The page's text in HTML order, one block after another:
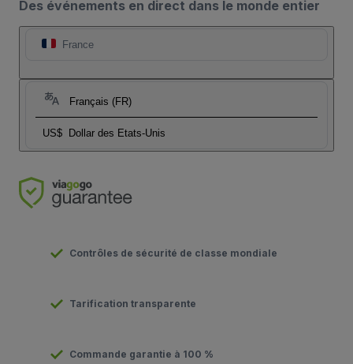
Des événements en direct dans le monde entier
France
Français (FR)
US$ Dollar des Etats-Unis
Contrôles de sécurité de classe mondiale
Tarification transparente
Commande garantie à 100 %